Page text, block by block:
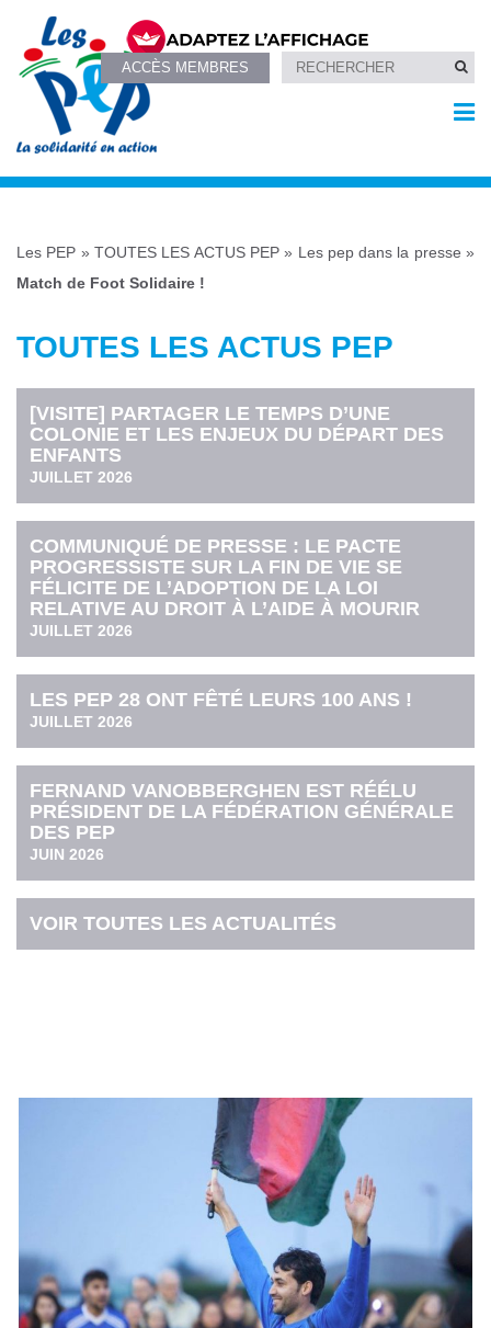
ACCÈS MEMBRES
Les PEP » TOUTES LES ACTUS PEP» Les pep dans la presse »
Match de Foot Solidaire !
TOUTES LES ACTUS PEP
[VISITE] PARTAGER LE TEMPS D’UNE
COLONIE ET LES ENJEUX DU DÉPART DES
ENFANTS
JUILLET 2026
COMMUNIQUÉ DE PRESSE : LE PACTE
PROGRESSISTE SUR LA FIN DE VIE SE
FÉLICITE DE L’ADOPTION DE LA LOI
RELATIVE AU DROIT À L’AIDE À MOURIR
JUILLET 2026
LES PEP 28 ONT FÊTÉ LEURS 100 ANS !
JUILLET 2026
FERNAND VANOBBERGHEN EST RÉÉLU
PRÉSIDENT DE LA FÉDÉRATION GÉNÉRALE
DES PEP
JUIN 2026
VOIR TOUTES LES ACTUALITÉS